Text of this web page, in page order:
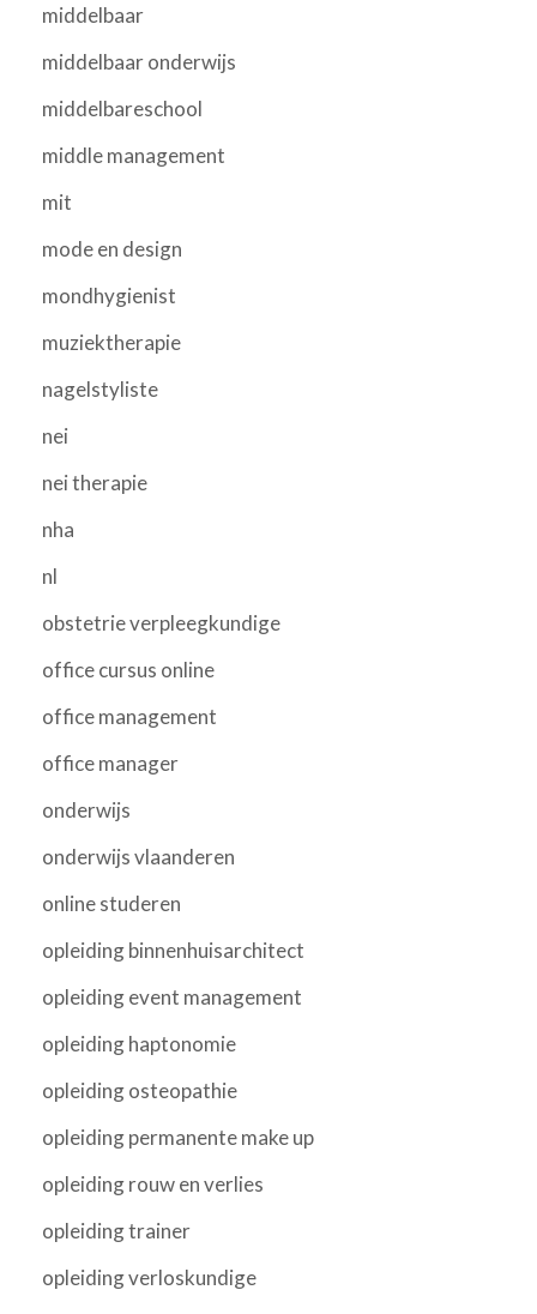
middelbaar
middelbaar onderwijs
middelbareschool
middle management
mit
mode en design
mondhygienist
muziektherapie
nagelstyliste
nei
nei therapie
nha
nl
obstetrie verpleegkundige
office cursus online
office management
office manager
onderwijs
onderwijs vlaanderen
online studeren
opleiding binnenhuisarchitect
opleiding event management
opleiding haptonomie
opleiding osteopathie
opleiding permanente make up
opleiding rouw en verlies
opleiding trainer
opleiding verloskundige